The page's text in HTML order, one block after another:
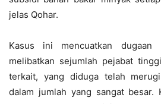
jelas Qohar.
Kasus ini mencuatkan dugaan
melibatkan sejumlah pejabat
terkait, yang diduga telah
dalam jumlah yang sangat besar.